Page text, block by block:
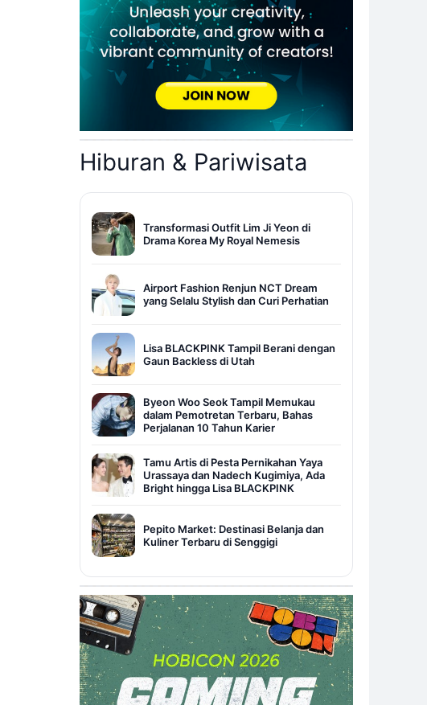
Hiburan & Pariwisata
Transformasi Outfit Lim Ji Yeon di
Drama Korea My Royal Nemesis
Airport Fashion Renjun NCT Dream
yang Selalu Stylish dan Curi Perhatian
Lisa BLACKPINK Tampil Berani dengan
Gaun Backless di Utah
Byeon Woo Seok Tampil Memukau
dalam Pemotretan Terbaru, Bahas
Perjalanan 10 Tahun Karier
Tamu Artis di Pesta Pernikahan Yaya
Urassaya dan Nadech Kugimiya, Ada
Bright hingga Lisa BLACKPINK
Pepito Market: Destinasi Belanja dan
Kuliner Terbaru di Senggigi